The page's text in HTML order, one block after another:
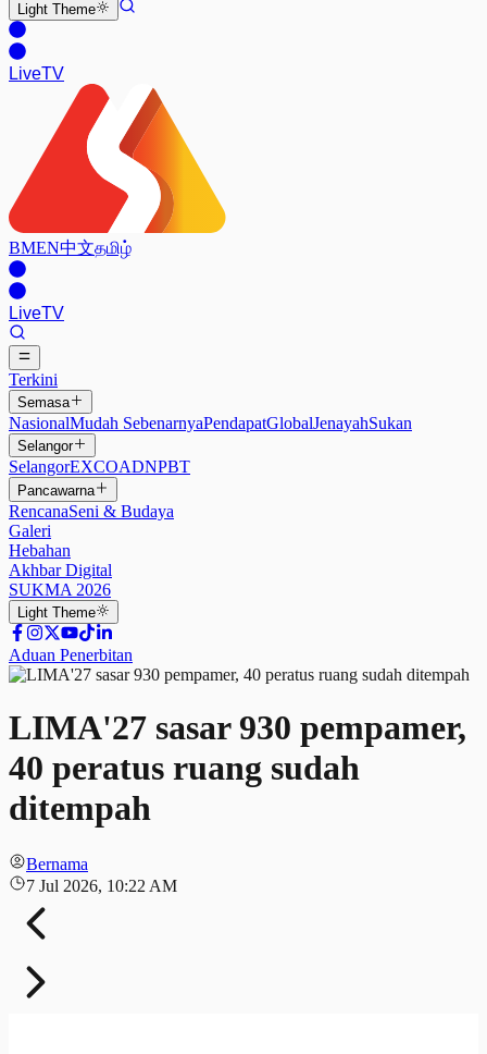
Light Theme
LiveTV
BMEN中文தமிழ்
LiveTV
Terkini
Semasa
NasionalMudah SebenarnyaPendapatGlobalJenayahSukan
Selangor
SelangorEXCOADNPBT
Pancawarna
RencanaSeni & Budaya
Galeri
Hebahan
Akhbar Digital
SUKMA 2026
Light Theme
Aduan Penerbitan
LIMA'27 sasar 930 pempamer,
40 peratus ruang sudah
ditempah
Bernama
7 Jul 2026, 10:22 AM